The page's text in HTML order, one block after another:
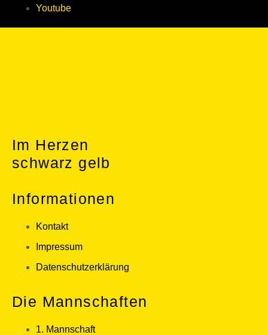
Youtube
Im Herzen
schwarz gelb
Informationen
Kontakt
Impressum
Datenschutzerklärung
Die Mannschaften
1. Mannschaft